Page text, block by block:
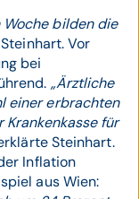
Woche bilden die
Vor
bei
„Ärztliche
einer erbrachten
für
Steinhart.
Inflation
aus Wien: